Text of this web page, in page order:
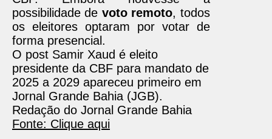
possibilidade de voto remoto, todos
os eleitores optaram por votar de
forma presencial.
O post Samir Xaud é eleito
presidente da CBF para mandato de
2025 a 2029 apareceu primeiro em
Jornal Grande Bahia (JGB).
Redação do Jornal Grande Bahia
Fonte: Clique aqui